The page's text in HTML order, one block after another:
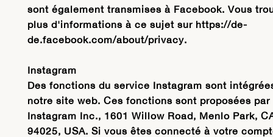
sont également transmises à Facebook. Vous
plus d'informations à ce sujet sur https://de-
de.facebook.com/about/privacy.
Instagram
Des fonctions du service Instagram sont
notre site web. Ces fonctions sont proposées par
Instagram Inc., 1601 Willow Road, Menlo Park,
94025, USA. Si vous êtes connecté à votre